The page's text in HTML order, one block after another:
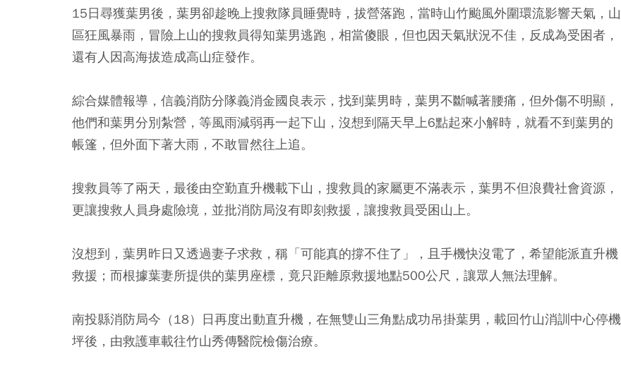
15日尋獲葉男後，葉男卻趁晚上搜救隊員睡覺時，拔營落跑，當時山竹颱風外圍環流影響天氣，山
區狂風暴雨，冒險上山的搜救員得知葉男逃跑，相當傻眼，但也因天氣狀況不佳，反成為受困者，
還有人因高海拔造成高山症發作。
綜合媒體報導，信義消防分隊義消金國良表示，找到葉男時，葉男不斷喊著腰痛，但外傷不明顯，
他們和葉男分別紮營，等風雨減弱再一起下山，沒想到隔天早上6點起來小解時，就看不到葉男的
帳篷，但外面下著大雨，不敢冒然往上追。
搜救員等了兩天，最後由空勤直升機載下山，搜救員的家屬更不滿表示，葉男不但浪費社會資源，
更讓搜救人員身處險境，並批消防局沒有即刻救援，讓搜救員受困山上。
沒想到，葉男昨日又透過妻子求救，稱「可能真的撐不住了」，且手機快沒電了，希望能派直升機
救援；而根據葉妻所提供的葉男座標，竟只距離原救援地點500公尺，讓眾人無法理解。
南投縣消防局今（18）日再度出動直升機，在無雙山三角點成功吊掛葉男，載回竹山消訓中心停機
坪後，由救護車載往竹山秀傳醫院檢傷治療。